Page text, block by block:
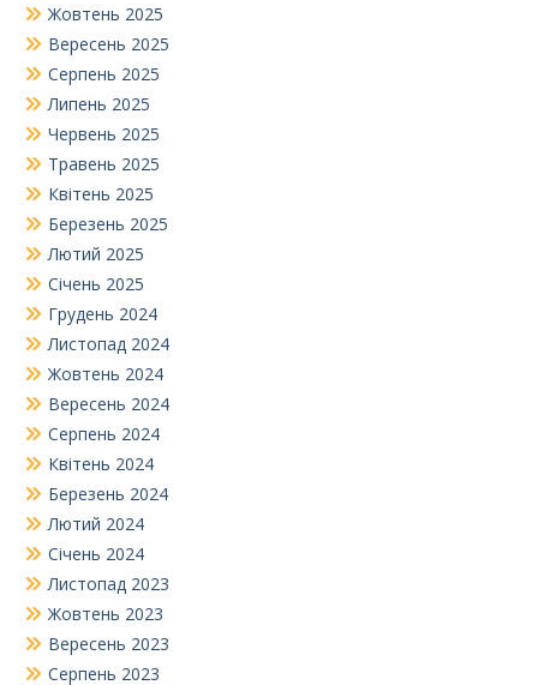
Жовтень 2025
Вересень 2025
Серпень 2025
Липень 2025
Червень 2025
Травень 2025
Квітень 2025
Березень 2025
Лютий 2025
Січень 2025
Грудень 2024
Листопад 2024
Жовтень 2024
Вересень 2024
Серпень 2024
Квітень 2024
Березень 2024
Лютий 2024
Січень 2024
Листопад 2023
Жовтень 2023
Вересень 2023
Серпень 2023